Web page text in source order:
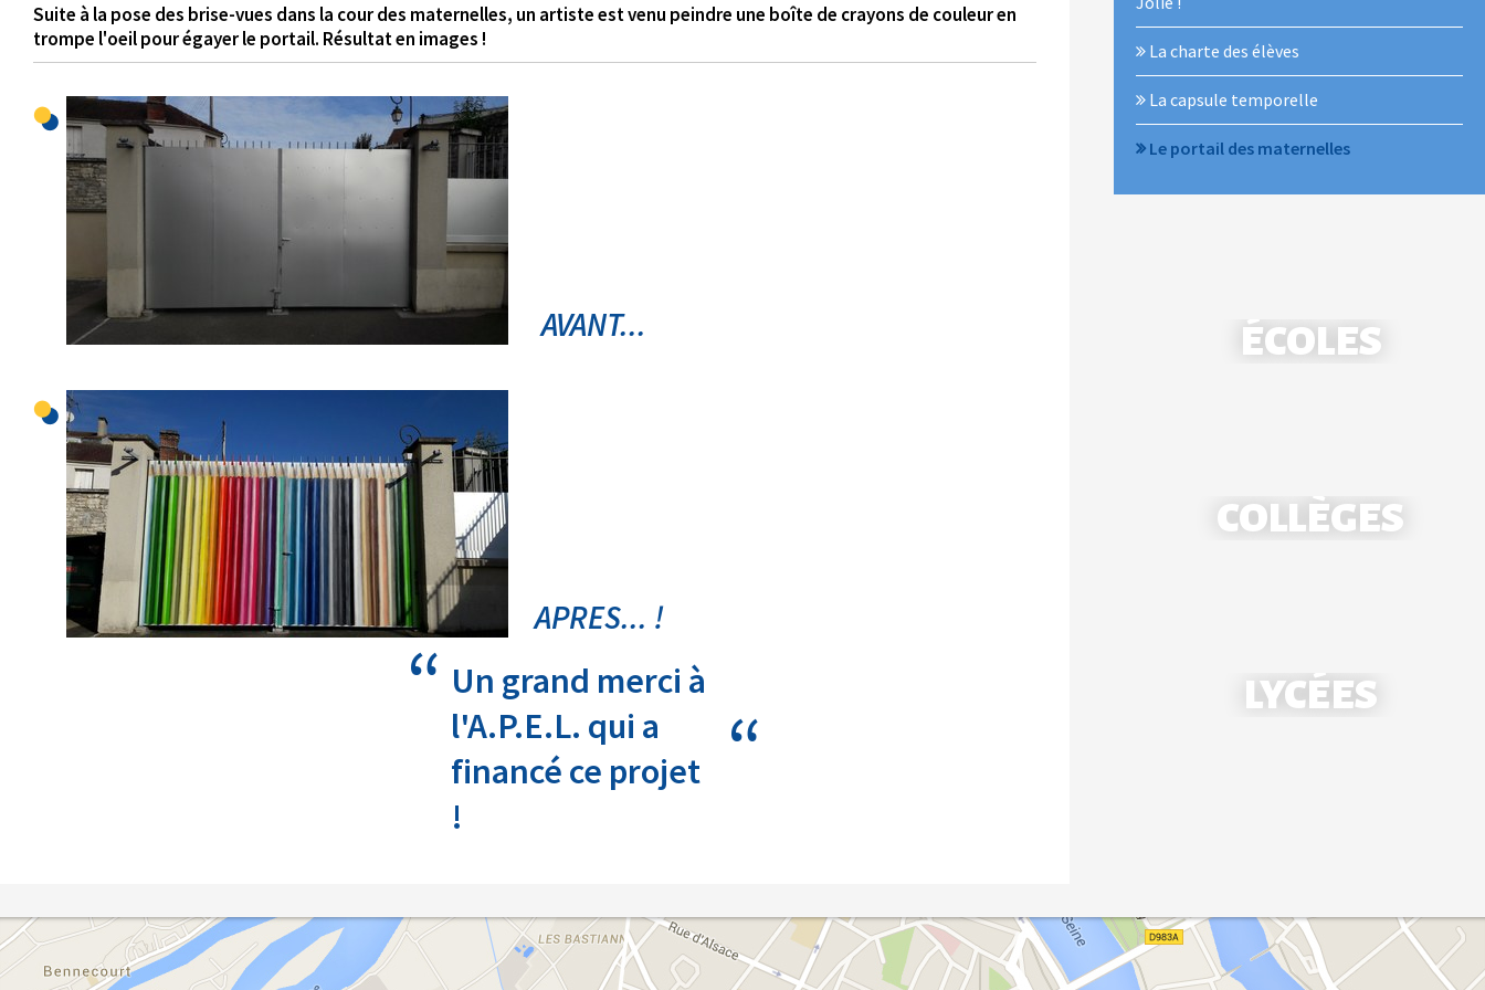
La charte des élèves
La capsule temporelle
Le portail des maternelles
ÉCOLES
École Saint-Louis - Bonnières
COLLÈGES
LYCÉES
Suite à la pose des brise-vues dans la cour des maternelles, un artiste est venu peindre une boîte de crayons de couleur en
trompe l'oeil pour égayer le portail. Résultat en images !
AVANT...
APRES... !
Un grand merci à
l'A.P.E.L. qui a
financé ce projet
!